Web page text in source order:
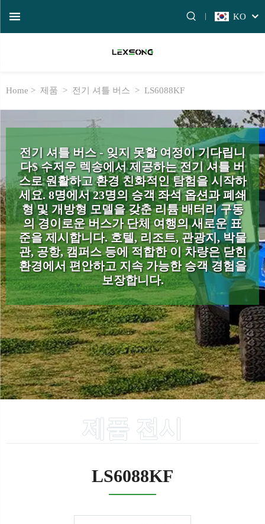
KO
Home > 제품 > 전기 셔틀 버스 > LS6088KF
전기 셔틀 버스 - 잊지 못할 여정이 기다립니
다$ 수저우 렉송에서 제공하는 전기 셔틀 버
스로 원활하고 환경 친화적인 탐험을 시작하
세요. 8명에서 23명의 승객 좌석 옵션과 폐쇄
형 및 개방형 모델을 갖춘 리튬 배터리 구동
의 경이로운 버스가 단체 여행의 새로운 표
준을 제시합니다. 호텔, 리조트, 관광지, 박물
관, 공항, 캠퍼스 등에 적합한 이 차량은 닫힌
환경에서 편안하고 지속 가능한 승객 경험을
보장합니다.
제품 전시
LS6088KF